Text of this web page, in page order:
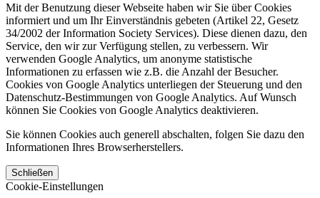
Mit der Benutzung dieser Webseite haben wir Sie über Cookies
informiert und um Ihr Einverständnis gebeten (Artikel 22, Gesetz
34/2002 der Information Society Services). Diese dienen dazu, den
Service, den wir zur Verfügung stellen, zu verbessern. Wir
verwenden Google Analytics, um anonyme statistische
Informationen zu erfassen wie z.B. die Anzahl der Besucher.
Cookies von Google Analytics unterliegen der Steuerung und den
Datenschutz-Bestimmungen von Google Analytics. Auf Wunsch
können Sie Cookies von Google Analytics deaktivieren.
Sie können Cookies auch generell abschalten, folgen Sie dazu den
Informationen Ihres Browserherstellers.
Schließen
Cookie-Einstellungen